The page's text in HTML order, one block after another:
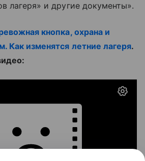
лагеря» и другие документы».
кнопка, охрана и
Как изменятся летние лагеря.